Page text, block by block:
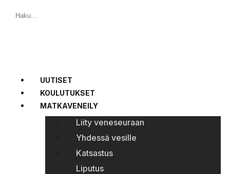
UUTISET
KOULUTUKSET
MATKAVENEILY
Liity veneseuraan
Yhdessä vesille
Katsastus
Liputus